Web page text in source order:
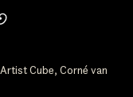
Cube, Corné van